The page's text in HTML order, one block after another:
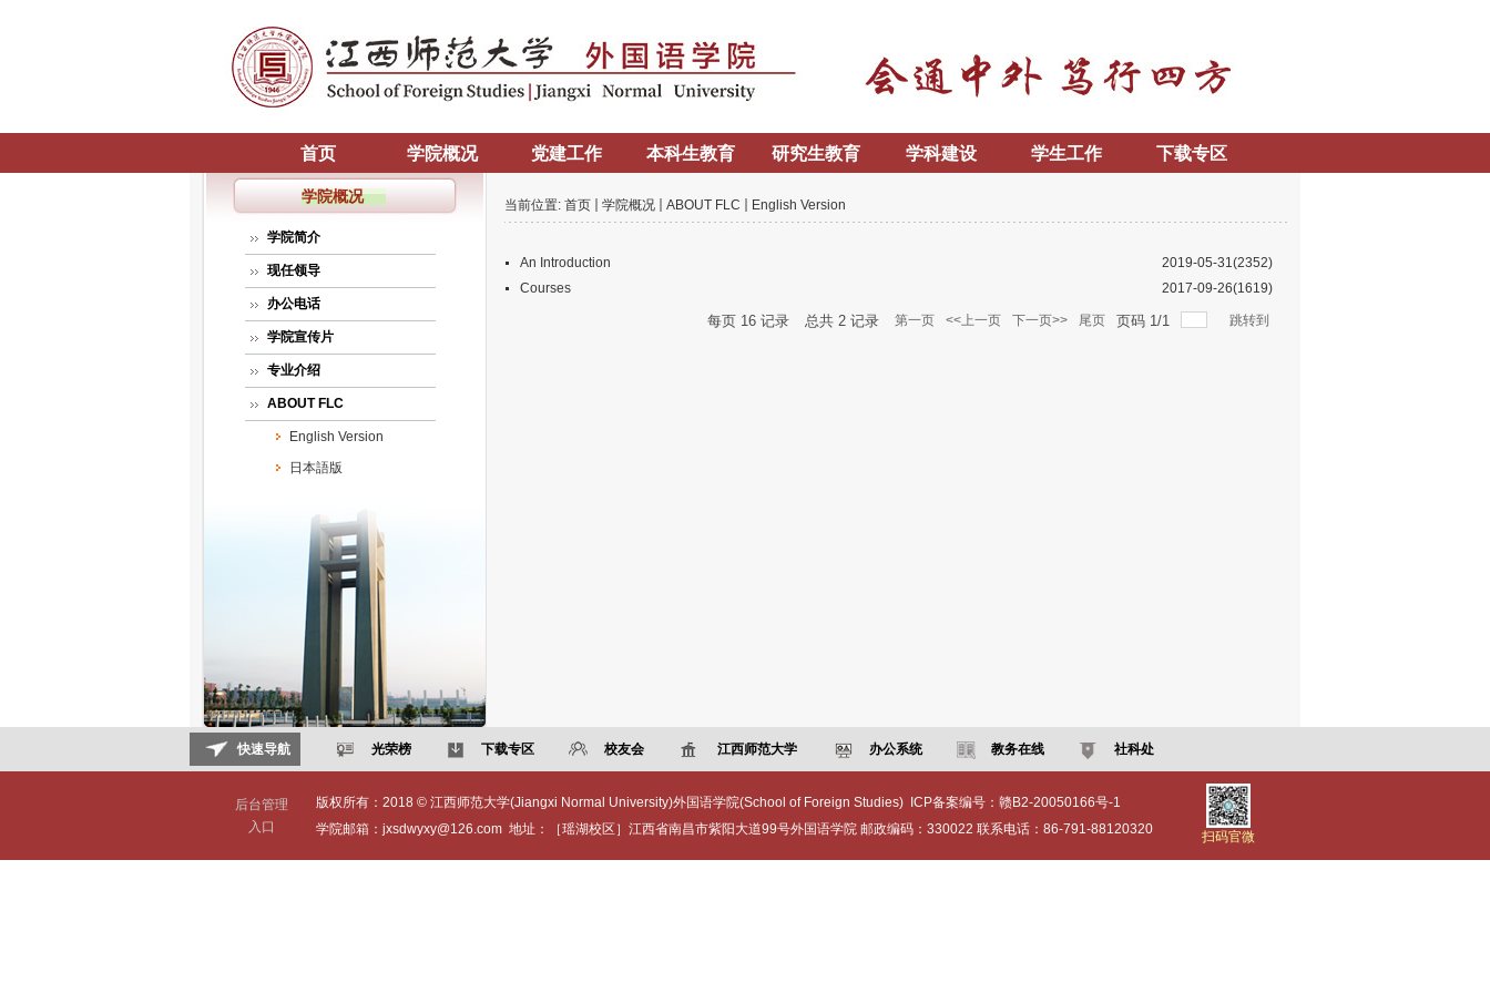
首页 学院概况 党建工作 本科生教育 研究生教育 学科建设 学生工作 下载专区
学院概况
学院简介
现任领导
办公电话
学院宣传片
专业介绍
ABOUT FLC
English Version
日本語版
当前位置: 首页 学院概况 ABOUT FLC English Version
An Introduction 2019-05-31(2352)
Courses
2017-09-26(1619)
每页 16记录 总共 2记录 第一页 <<上一页 下一页>> 尾页 页码 1/1 跳转到
快速导航 光荣榜 下载专区 校友会 江西师范大学 办公系统 教务在线 社科处
后台管理
入口
版权所有：2018 © 江西师范大学(Jiangxi Normal University)外国语学院(School of Foreign Studies) ICP备案编号：赣B2-20050166号-1
学院邮箱：jxsdwyxy@126.com 地址：［瑶湖校区］江西省南昌市紫阳大道99号外国语学院 邮政编码：330022 联系电话：86-791-88120320
扫码官微